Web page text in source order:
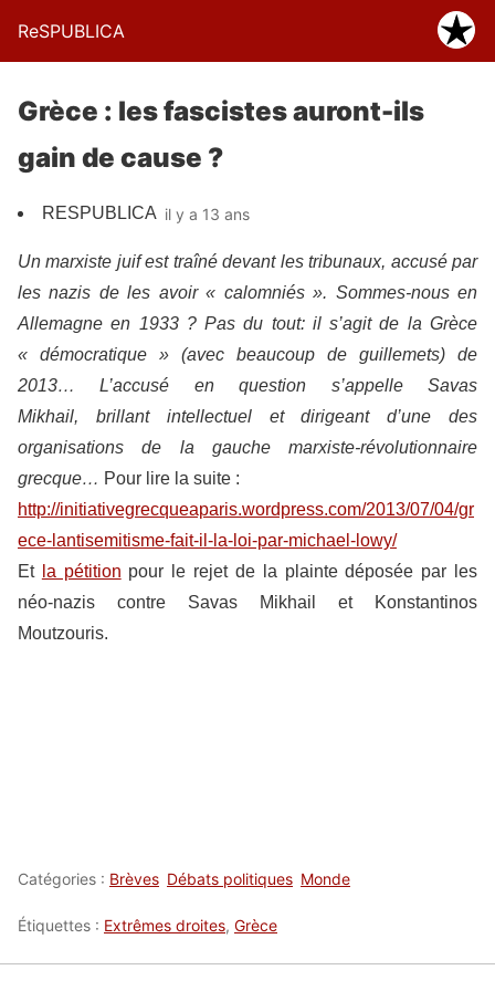
ReSPUBLICA
Grèce : les fascistes auront-ils
gain de cause ?
RESPUBLICA il y a 13 ans
Un marxiste juif est traîné devant les tribunaux, accusé par
les nazis de les avoir « calomniés ». Sommes-nous en
Allemagne en 1933 ? Pas du tout: il s’agit de la Grèce
« démocratique » (avec beaucoup de guillemets) de
2013… L’accusé en question s’appelle Savas
Mikhail, brillant intellectuel et dirigeant d’une des
organisations de la gauche marxiste-révolutionnaire
grecque… Pour lire la suite :
http://initiativegrecqueaparis.wordpress.com/2013/07/04/gr
ece-lantisemitisme-fait-il-la-loi-par-michael-lowy/
Et la pétition pour le rejet de la plainte déposée par les
néo-nazis contre Savas Mikhail et Konstantinos
Moutzouris.
Catégories : Brèves Débats politiques Monde
Étiquettes : Extrêmes droites, Grèce